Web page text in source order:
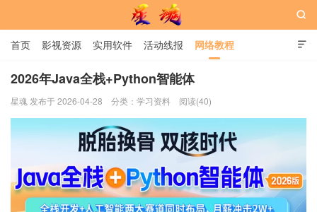
星魂网

首页 影视资源 实用软件 活动线报 网络教程
用户中心 书籍 娱乐

2026年Java全栈+Python智能体
星魂 发布于 2026-04-28 分类： 学习资料 阅读(40)